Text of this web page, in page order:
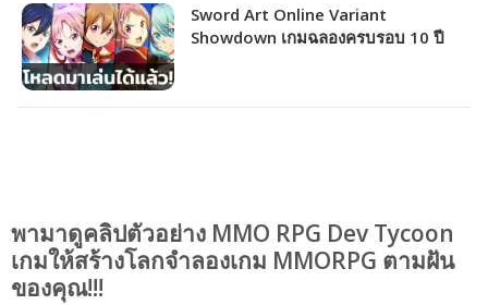
Sword Art Online Variant
Showdown เกมฉลองครบรอบ 10 ปี
พามาดูคลิปตัวอย่าง MMO RPG Dev Tycoon
เกมให้สร้างโลกจำลองเกม MMORPG ตามฝัน
ของคุณ!!!